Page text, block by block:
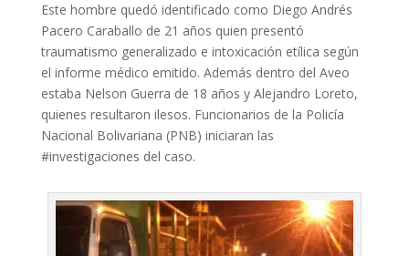
Este hombre quedó identificado como Diego Andrés
Pacero Caraballo de 21 años quien presentó
traumatismo generalizado e intoxicación etílica según
el informe médico emitido. Además dentro del Aveo
estaba Nelson Guerra de 18 años y Alejandro Loreto,
quienes resultaron ilesos. Funcionarios de la Policía
Nacional Bolivariana (PNB) iniciaran las
#investigaciones del caso.